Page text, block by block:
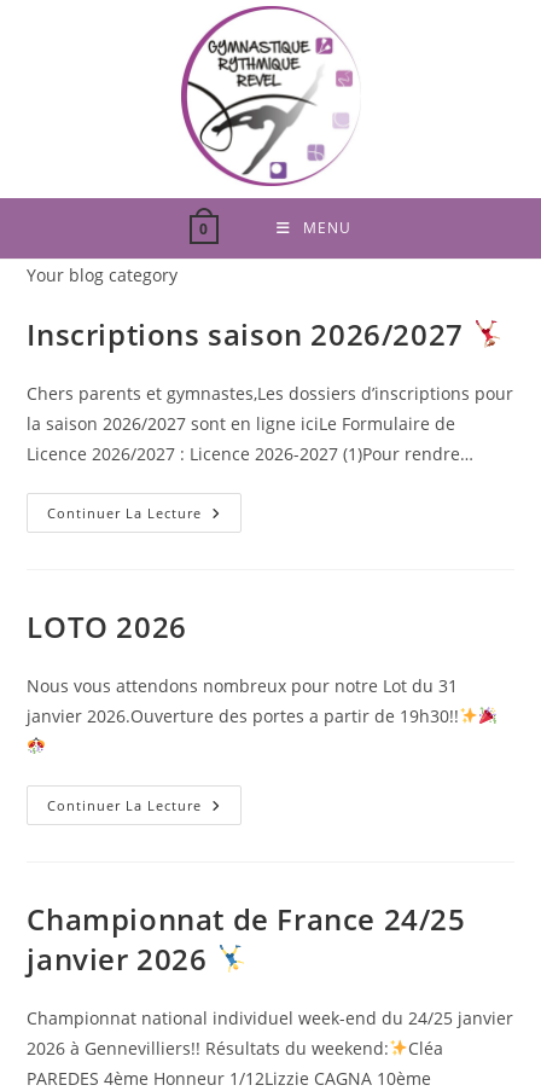
0 MENU
Your blog category
Inscriptions saison 2026/2027
Chers parents et gymnastes,Les dossiers d’inscriptions pour
la saison 2026/2027 sont en ligne iciLe Formulaire de
Licence 2026/2027 : Licence 2026-2027 (1)Pour rendre…
Continuer La Lecture Inscriptions
Saison
LOTO 2026
Nous vous attendons nombreux pour notre Lot du 31
janvier 2026.Ouverture des portes a partir de 19h30!!
Continuer La Lecture LOTO
2026
Championnat de France 24/25
janvier 2026
Championnat national individuel week-end du 24/25 janvier
2026 à Gennevilliers!! Résultats du weekend:
Cléa
PAREDES 4ème Honneur 1/12Lizzie CAGNA 10ème